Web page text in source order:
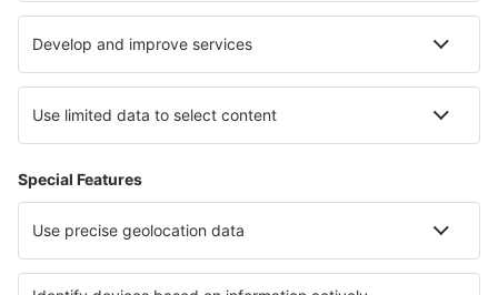
Hoteluri in Kiustendil Hoteluri in Chiang Rai
Hoteluri in Central Moravia